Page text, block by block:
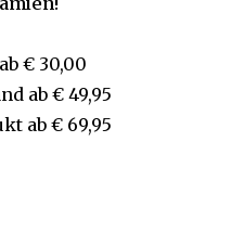
ab € 30,00
ab € 49,95
ab € 69,95